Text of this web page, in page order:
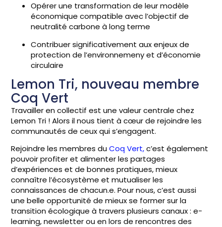
Opérer une transformation de leur modèle
économique compatible avec l’objectif de
neutralité carbone à long terme
Contribuer significativement aux enjeux de
protection de l’environnemeny et d’économie
circulaire
Lemon Tri, nouveau membre
Coq Vert
Travailler en collectif est une valeur centrale chez
Lemon Tri ! Alors il nous tient à cœur de rejoindre les
communautés de ceux qui s’engagent.
Rejoindre les membres duCoq Vert,c’est également
pouvoir profiter et alimenter les partages
d’expériences et de bonnes pratiques, mieux
connaître l’écosystème et mutualiser les
connaissances de chacun.e. Pour nous, c’est aussi
une belle opportunité de mieux se former sur la
transition écologique à travers plusieurs canaux : e-
learning, newsletter ou en lors de rencontres des